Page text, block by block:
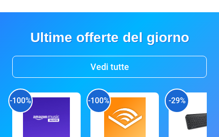
Ultime offerte del giorno
Vedi tutte
-100% -100% -29%